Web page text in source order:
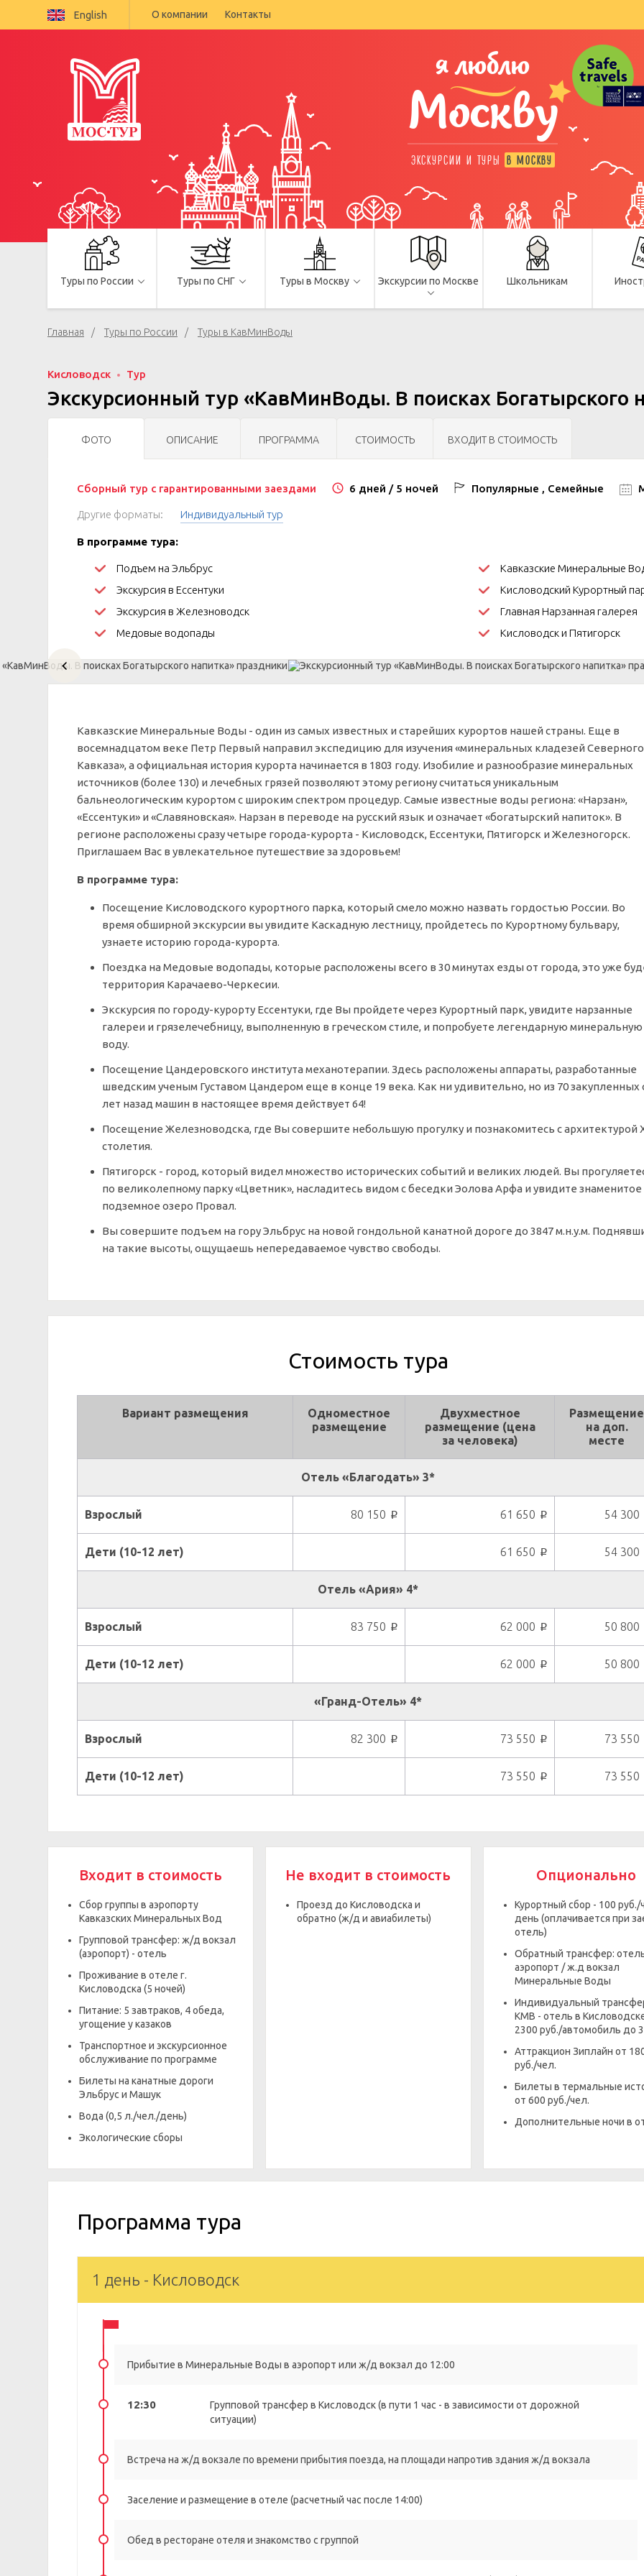
English О компании Контакты
я люблю
Москву
ЭКСКУРСИИ И ТУРЫ В МОСКВУ
Туры по России Туры по СНГ Туры в Москву Экскурсии по Москве Школьникам
Главная Туры по России Туры в КавМинВоды
Кисловодск Тур
Экскурсионный тур «КавМинВоды. В поисках Богатырского
ФОТО ОПИСАНИЕ ПРОГРАММА СТОИМОСТЬ ВХОДИТ В СТОИМОСТЬ
Сборный тур с гарантированными заездами 6 дней / 5 ночей Популярные , Семейные
Другие форматы: Индивидуальный тур
В программе тура:
Подъем на Эльбрус
Кавказские Минеральные
Экскурсия в Ессентуки
Кисловодский Курортный
Экскурсия в Железноводск
Главная Нарзанная галерея
Медовые водопады
Кисловодск и Пятигорск
Кавказские Минеральные Воды - один из самых известных и старейших курортов нашей страны. Еще в
восемнадцатом веке Петр Первый направил экспедицию для изучения «минеральных кладезей Северного
Кавказа», а официальная история курорта начинается в 1803 году. Изобилие и разнообразие минеральных
источников (более 130) и лечебных грязей позволяют этому региону считаться уникальным
бальнеологическим курортом с широким спектром процедур. Самые известные воды региона: «Нарзан»,
«Ессентуки» и «Славяновская». Нарзан в переводе на русский язык и означает «богатырский напиток». В
регионе расположены сразу четыре города-курорта - Кисловодск, Ессентуки, Пятигорск и Железногорск.
Приглашаем Вас в увлекательное путешествие за здоровьем!
В программе тура:
Посещение Кисловодского курортного парка, который смело можно назвать гордостью России. Во
время обширной экскурсии вы увидите Каскадную лестницу, пройдетесь по Курортному бульвару,
узнаете историю города-курорта.
Поездка на Медовые водопады, которые расположены всего в 30 минутах езды от города, это уже
территория Карачаево-Черкесии.
Экскурсия по городу-курорту Ессентуки, где Вы пройдете через Курортный парк, увидите нарзанные
галереи и грязелечебницу, выполненную в греческом стиле, и попробуете легендарную минеральную
воду.
Посещение Цандеровского института механотерапии. Здесь расположены аппараты, разработанные
шведским ученым Густавом Цандером еще в конце 19 века. Как ни удивительно, но из 70 закупленных
лет назад машин в настоящее время действует 64!
Посещение Железноводска, где Вы совершите небольшую прогулку и познакомитесь с архитектурой
столетия.
Пятигорск - город, который видел множество исторических событий и великих людей. Вы
по великолепному парку «Цветник», насладитесь видом с беседки Эолова Арфа и увидите знаменитое
подземное озеро Провал.
Вы совершите подъем на гору Эльбрус на новой гондольной канатной дороге до 3847 м.н.у.м.
на такие высоты, ощущаешь непередаваемое чувство свободы.
Стоимость тура
Вариант размещения
Одноместное
размещение
Двухместное
размещение (цена
за человека)
Размещение
на доп.
месте
Отель «Благодать» 3*
Взрослый 80 150 p 61 650 p 54 300
Дети (10-12 лет) 61 650 p 54 300
Отель «Ария» 4*
Взрослый 83 750 p 62 000 p 50 800
Дети (10-12 лет) 62 000 p 50 800
«Гранд-Отель» 4*
Взрослый 82 300 p 73 550 p 73 550
Дети (10-12 лет) 73 550 p 73 550
Входит в стоимость
Сбор группы в аэропорту
Кавказских Минеральных Вод
Групповой трансфер: ж/д вокзал
(аэропорт) - отель
Проживание в отеле г.
Кисловодска (5 ночей)
Питание: 5 завтраков, 4 обеда,
угощение у казаков
Транспортное и экскурсионное
обслуживание по программе
Билеты на канатные дороги
Эльбрус и Машук
Вода (0,5 л./чел./день)
Экологические сборы
Не входит в стоимость
Проезд до Кисловодска и
обратно (ж/д и авиабилеты)
Опционально
Курортный сбор - 100 руб./
день (оплачивается при
отель)
Обратный трансфер:
аэропорт / ж.д вокзал
Минеральные Воды
Индивидуальный
КМВ - отель в
2300 руб./автомобиль до
Аттракцион Зиплайн от
руб./чел.
Билеты в термальные
от 600 руб./чел.
Дополнительные ночи в
Программа тура
1 день - Кисловодск
Прибытие в Минеральные Воды в аэропорт или ж/д вокзал до 12:00
12:30
Групповой трансфер в Кисловодск (в пути 1 час - в зависимости от дорожной
ситуации)
Встреча на ж/д вокзале по времени прибытия поезда, на площади напротив здания ж/д вокзала
Заселение и размещение в отеле (расчетный час после 14:00)
Обед в ресторане отеля и знакомство с группой